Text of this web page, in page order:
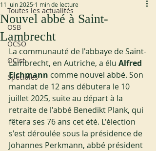
Toutes les actualités
OSB
OCSO
OCist
Spéciales
Nouvel abbé à Saint-
Lambrecht
11 juin 2025 1 min de lecture
La communauté de l'abbaye de Saint-
Lambrecht, en Autriche, a élu Alfred
Eichmann comme nouvel abbé. Son
mandat de 12 ans débutera le 10
juillet 2025, suite au départ à la
retraite de l'abbé Benedikt Plank, qui
fêtera ses 76 ans cet été. L'élection
s'est déroulée sous la présidence de
Johannes Perkmann, abbé président